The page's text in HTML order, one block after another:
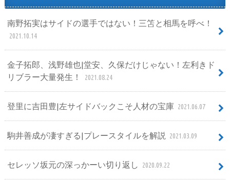
南野拓実はサイドの選手ではない！三笘と相馬を呼べ！
2021.10.14
金子拓郎、浅野雄也|堂安、久保だけじゃない！左利きド
リブラー大量発生！
2021.08.24
登里に吉田豊|左サイドバックこそ人材の宝庫 2021.06.07
駒井善成が凄すぎる|プレースタイルを解説 2021.03.09
セレッソ坂元の深っかーい切り返し 2020.09.22